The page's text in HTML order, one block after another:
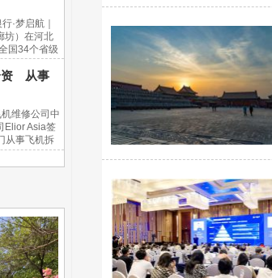
·梦启航｜
坊）在河北
国34个省级
资 从事
维修公司中
Elior Asia签
从事飞机拆